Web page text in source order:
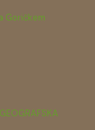
Goričkem